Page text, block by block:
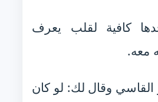
كافية لقلب يعرف
معه.
القاسي وقال لك: لو كان